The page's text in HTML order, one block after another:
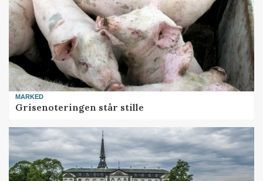
MARKED
Grisenoteringen står stille